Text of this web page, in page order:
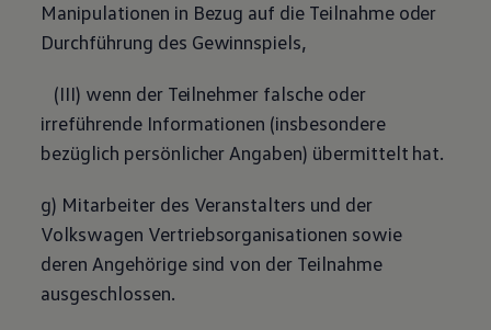
75 Jahre Bulli Jubiläum
Bulli Magazin
Fahrzeugabholung ab Werk
Manipulationen in Bezug auf die Teilnahme oder
Durchführung des Gewinnspiels,
(III) wenn der Teilnehmer falsche oder
irreführende Informationen (insbesondere
bezüglich persönlicher Angaben) übermittelt hat.
g) Mitarbeiter des Veranstalters und der
Volkswagen Vertriebsorganisationen sowie
deren Angehörige sind von der Teilnahme
ausgeschlossen.